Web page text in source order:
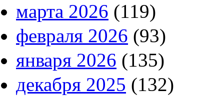
марта 2026 (119)
февраля 2026 (93)
января 2026 (135)
декабря 2025 (132)